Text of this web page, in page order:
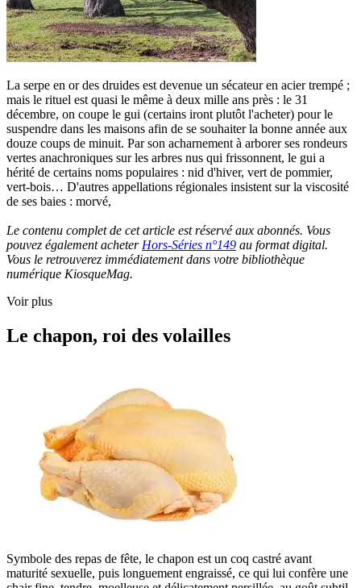
La serpe en or des druides est devenue un sécateur en acier trempé ;
mais le rituel est quasi le même à deux mille ans près : le 31
décembre, on coupe le gui (certains iront plutôt l'acheter) pour le
suspendre dans les maisons afin de se souhaiter la bonne année aux
douze coups de minuit. Par son acharnement à arborer ses rondeurs
vertes anachroniques sur les arbres nus qui frissonnent, le gui a
hérité de certains noms populaires : nid d'hiver, vert de pommier,
vert-bois… D'autres appellations régionales insistent sur la viscosité
de ses baies : morvé,
Le contenu complet de cet article est réservé aux abonnés. Vous
pouvez également acheter Hors-Séries n°149 au format digital.
Vous le retrouverez immédiatement dans votre bibliothèque
numérique KiosqueMag.
Voir plus
Le chapon, roi des volailles
Symbole des repas de fête, le chapon est un coq castré avant
maturité sexuelle, puis longuement engraissé, ce qui lui confère une